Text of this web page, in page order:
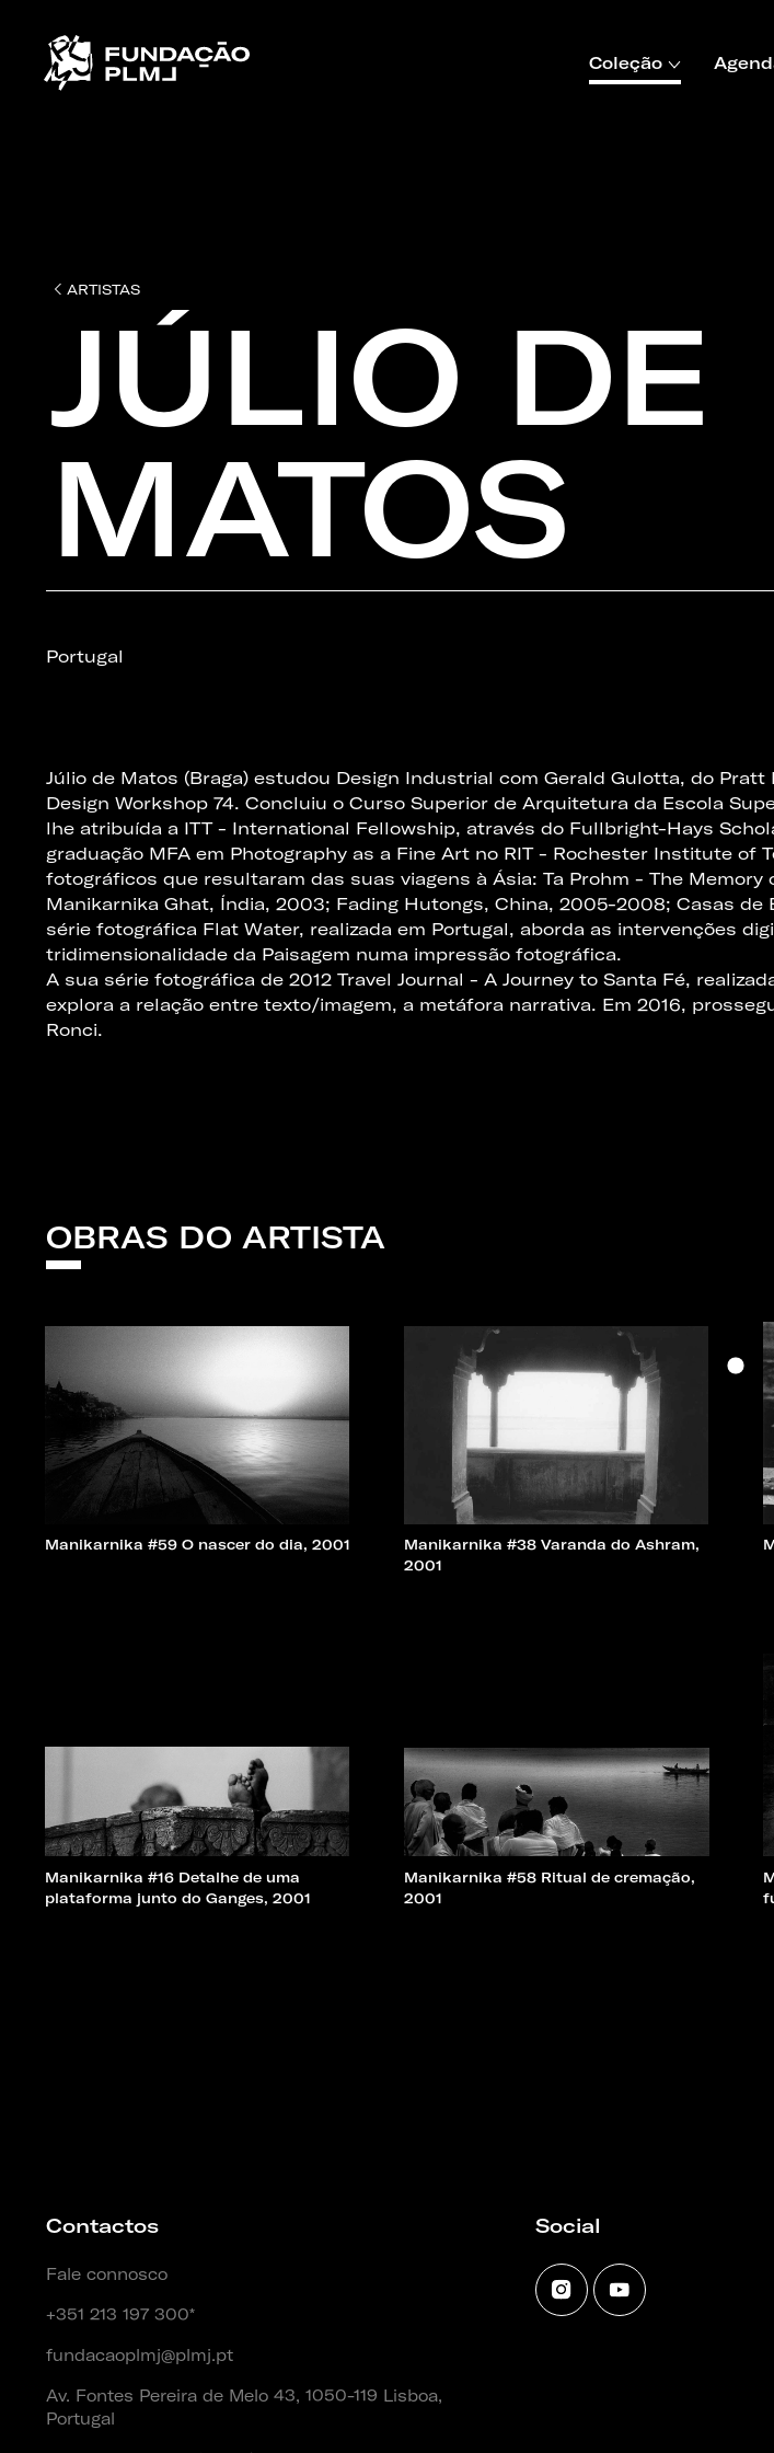
Coleção
ARTISTAS
JÚLIO DE
MATOS
Portugal
Júlio de Matos (Braga) estudou Design Industrial com Gerald Gulotta, do
Design Workshop 74. Concluiu o Curso Superior de Arquitetura da Escola
lhe atribuída a ITT - International Fellowship, através do Fullbright-Hays
graduação MFA em Photography as a Fine Art no RIT - Rochester Institute of
fotográficos que resultaram das suas viagens à Ásia: Ta Prohm - The Memory
Manikarnika Ghat, Índia, 2003; Fading Hutongs, China, 2005-2008; Casas
série fotográfica Flat Water, realizada em Portugal, aborda as intervenções
tridimensionalidade da Paisagem numa impressão fotográfica.
A sua série fotográfica de 2012 Travel Journal - A Journey to Santa Fé,
explora a relação entre texto/imagem, a metáfora narrativa. Em 2016,
Ronci.
OBRAS DO ARTISTA
Manikarnika #59 O nascer do dia, 2001
Manikarnika #38 Varanda do Ashram,
2001
Manikarnika #16 Detalhe de uma
plataforma junto do Ganges, 2001
Manikarnika #58 Ritual de cremação,
2001
Contactos
Fale connosco
+351 213 197 300*
fundacaoplmj@plmj.pt
Av. Fontes Pereira de Melo 43, 1050-119 Lisboa,
Portugal
Social